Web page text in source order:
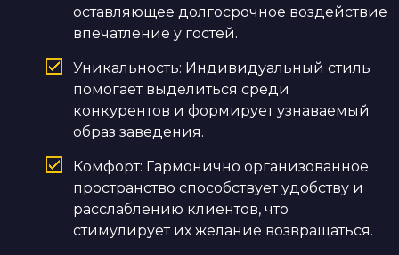
оставляющее долгосрочное воздействие
впечатление у гостей.
Уникальность: Индивидуальный стиль
помогает выделиться среди
конкурентов и формирует узнаваемый
образ заведения.
Комфорт: Гармонично организованное
пространство способствует удобству и
расслаблению клиентов, что
стимулирует их желание возвращаться.